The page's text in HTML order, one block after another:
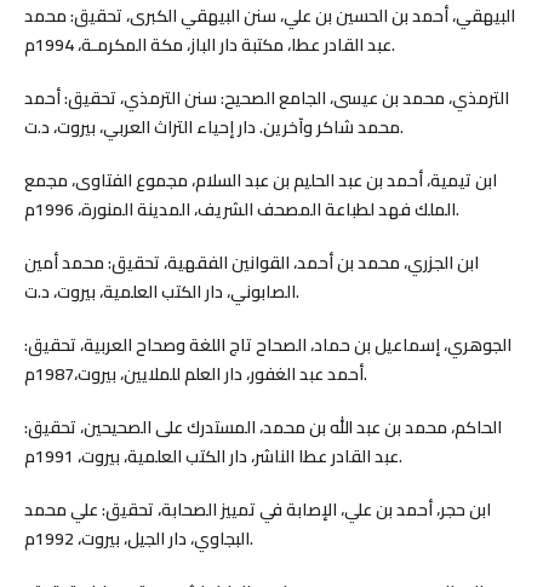
البيهقي، أحمد بن الحسين بن علي، سنن البيهقي الكبرى، تحقیق: محمد
عبد القادر عطا، مكتبة دار الباز، مكة المكرمـة، 1994م.
الترمذي، محمد بن عيسى، الجامع الصحيح: سنن الترمذي، تحقيق: أحمد
محمد شاكر وآخرين. دار إحياء التراث العربي، بيروت، د.ت.
ابن تيمية، أحمد بن عبد الحليم بن عبد السلام، مجموع الفتاوى، مجمع
الملك فهد لطباعة المصحف الشريف، المدينة المنورة، 1996م.
ابن الجزري، محمد بن أحمد، القوانين الفقهية، تحقيق: محمد أمين
الصابوني، دار الكتب العلمية، بيروت، د.ت.
الجوهري، إسماعيل بن حماد، الصحاح تاج اللغة وصحاح العربية، تحقيق:
أحمد عبد الغفور، دار العلم للملايين، بيروت،1987م.
الحاكم، محمد بن عبد الله بن محمد، المستدرك على الصحيحين، تحقيق:
عبد القادر عطا الناشر، دار الكتب العلمية، بيروت، 1991م.
ابن حجر، أحمد بن علي، الإصابة في تمييز الصحابة، تحقيق: علي محمد
البجاوي، دار الجيل، بيروت، 1992م.